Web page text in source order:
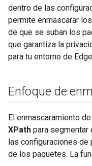
dentro de las
permite enmascarar
de que se suban los
que garantiza la
para tu entorno de
Enfoque de
El enmascaramiento
XPath para
las configuraciones
de los paquetes. La